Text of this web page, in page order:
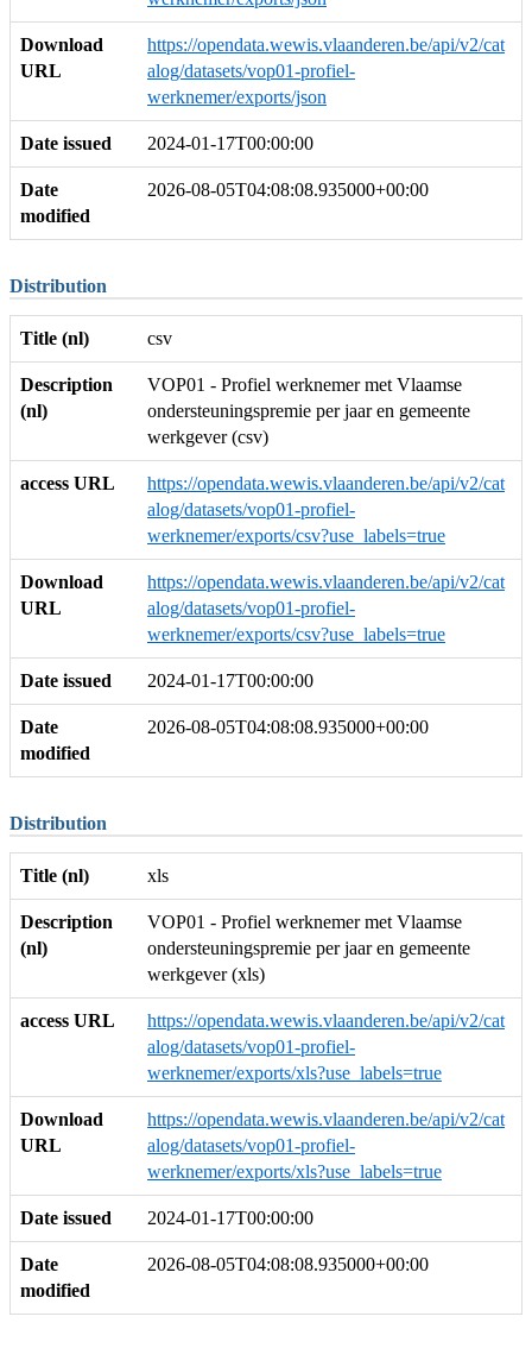
Download
URL
https://opendata.wewis.vlaanderen.be/api/v2/cat
alog/datasets/vop01-profiel-
werknemer/exports/json
Date issued 2024-01-17T00:00:00
Date
modified
2026-08-05T04:08:08.935000+00:00
Distribution
Title (nl) csv
Description
(nl)
VOP01 - Profiel werknemer met Vlaamse
ondersteuningspremie per jaar en gemeente
werkgever (csv)
access URL
https://opendata.wewis.vlaanderen.be/api/v2/cat
alog/datasets/vop01-profiel-
werknemer/exports/csv?use_labels=true
Download
URL
https://opendata.wewis.vlaanderen.be/api/v2/cat
alog/datasets/vop01-profiel-
werknemer/exports/csv?use_labels=true
Date issued 2024-01-17T00:00:00
Date
modified
2026-08-05T04:08:08.935000+00:00
Distribution
Title (nl) xls
Description
(nl)
VOP01 - Profiel werknemer met Vlaamse
ondersteuningspremie per jaar en gemeente
werkgever (xls)
access URL
https://opendata.wewis.vlaanderen.be/api/v2/cat
alog/datasets/vop01-profiel-
werknemer/exports/xls?use_labels=true
Download
URL
https://opendata.wewis.vlaanderen.be/api/v2/cat
alog/datasets/vop01-profiel-
werknemer/exports/xls?use_labels=true
Date issued 2024-01-17T00:00:00
Date
modified
2026-08-05T04:08:08.935000+00:00